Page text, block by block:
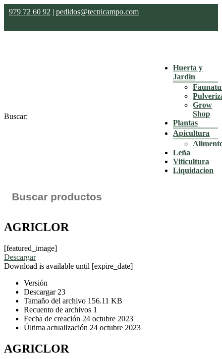
979 72 60 92 | pedidos@tecnicampo.com
Huerta y
Jardin
Grow
Shop
Plantas
Apicultura
Leña
Viticultura
Liquidacion
Buscar:
AGRICLOR
[featured_image]
Descargar
Download is available until [expire_date]
Versión
Descargar 23
Tamaño del archivo 156.11 KB
Recuento de archivos 1
Fecha de creación 24 octubre 2023
Última actualización 24 octubre 2023
AGRICLOR